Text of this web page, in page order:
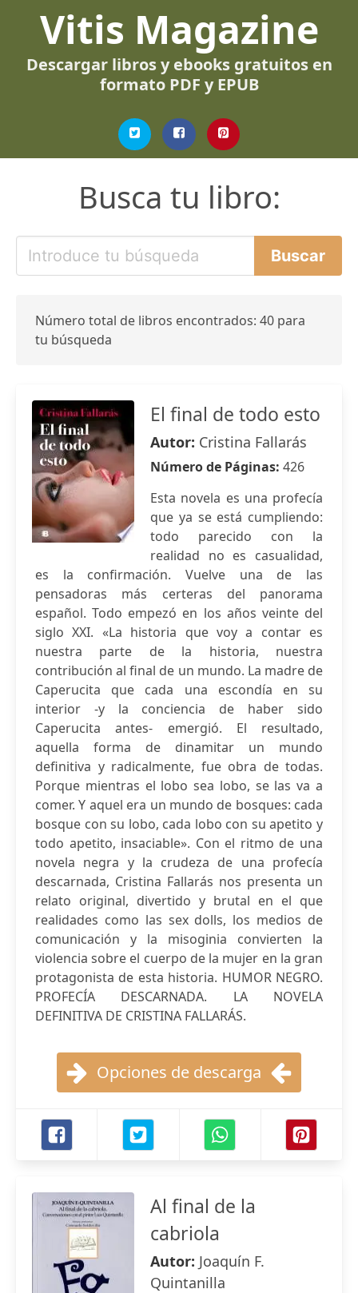
Vitis Magazine
Descargar libros y ebooks gratuitos en
formato PDF y EPUB
Busca tu libro:
Número total de libros encontrados: 40 para
tu búsqueda
El final de todo esto
Autor: Cristina Fallarás
Número de Páginas: 426
Esta novela es una profecía
que ya se está cumpliendo:
todo parecido con la
realidad no es casualidad,
es la confirmación. Vuelve una de las
pensadoras más certeras del panorama
español. Todo empezó en los años veinte del
siglo XXI. «La historia que voy a contar es
nuestra parte de la historia, nuestra
contribución al final de un mundo. La madre de
Caperucita que cada una escondía en su
interior -y la conciencia de haber sido
Caperucita antes- emergió. El resultado,
aquella forma de dinamitar un mundo
definitiva y radicalmente, fue obra de todas.
Porque mientras el lobo sea lobo, se las va a
comer. Y aquel era un mundo de bosques: cada
bosque con su lobo, cada lobo con su apetito y
todo apetito, insaciable». Con el ritmo de una
novela negra y la crudeza de una profecía
descarnada, Cristina Fallarás nos presenta un
relato original, divertido y brutal en el que
realidades como las sex dolls, los medios de
comunicación y la misoginia convierten la
violencia sobre el cuerpo de la mujer en la gran
protagonista de esta historia. HUMOR NEGRO.
PROFECÍA DESCARNADA. LA NOVELA
DEFINITIVA DE CRISTINA FALLARÁS.
Opciones de descarga
Al final de la
cabriola
Autor: Joaquín F.
Quintanilla